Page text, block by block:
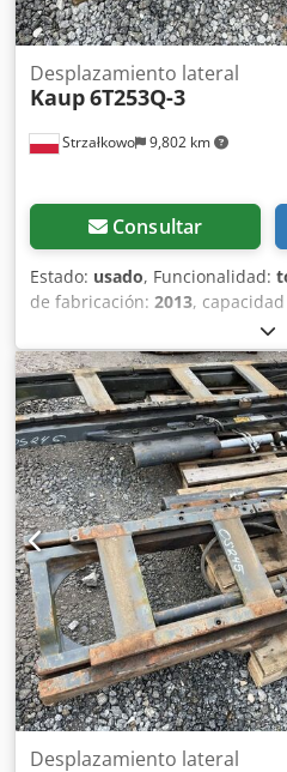
Strzałkowo 9,802 km
Desplazamiento lateral
Kaup6T253Q-3
Consultar
Estado: usado, Funcionalidad:
de fabricación: 2013,
,
ISO: Clase ISO 4 = 5.000 -
Descripción: Horquillas ISO 4A
(51 cm) Capacidad 4500 kg
OS730 Crjdpfx Aet S N Ilsd Ief
Desplazamiento lateral